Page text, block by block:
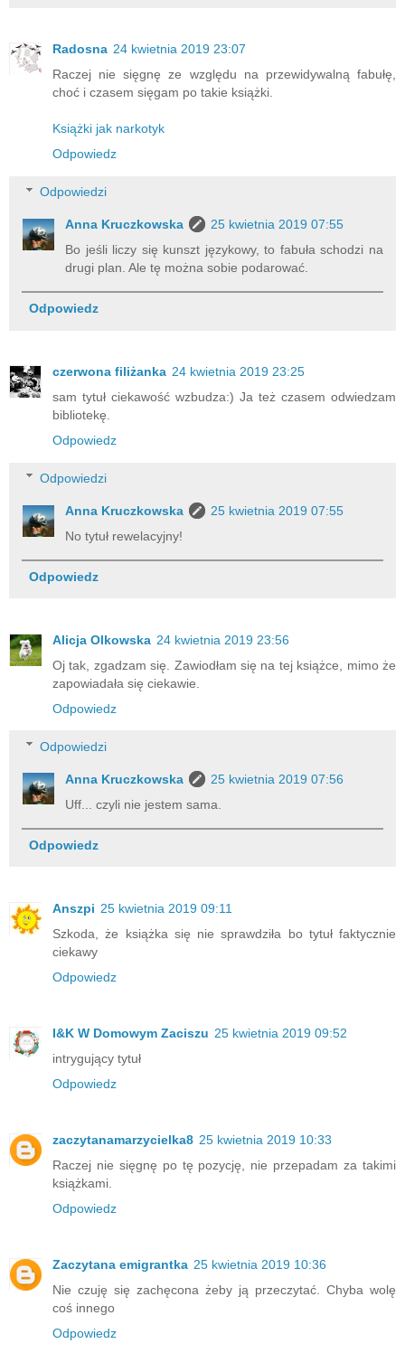
Radosna 24 kwietnia 2019 23:07
Raczej nie sięgnę ze względu na przewidywalną fabułę,
choć i czasem sięgam po takie książki.
Książki jak narkotyk
Odpowiedz
Odpowiedzi
Anna Kruczkowska
25 kwietnia 2019 07:55
Bo jeśli liczy się kunszt językowy, to fabuła schodzi na
drugi plan. Ale tę można sobie podarować.
Odpowiedz
czerwona filiżanka 24 kwietnia 2019 23:25
sam tytuł ciekawość wzbudza:) Ja też czasem odwiedzam
bibliotekę.
Odpowiedz
Odpowiedzi
Anna Kruczkowska
25 kwietnia 2019 07:55
No tytuł rewelacyjny!
Odpowiedz
Alicja Olkowska 24 kwietnia 2019 23:56
Oj tak, zgadzam się. Zawiodłam się na tej książce, mimo że
zapowiadała się ciekawie.
Odpowiedz
Odpowiedzi
Anna Kruczkowska
25 kwietnia 2019 07:56
Uff... czyli nie jestem sama.
Odpowiedz
Anszpi 25 kwietnia 2019 09:11
Szkoda, że książka się nie sprawdziła bo tytuł faktycznie
ciekawy
Odpowiedz
I&K W Domowym Zaciszu 25 kwietnia 2019 09:52
intrygujący tytuł
Odpowiedz
zaczytanamarzycielka8 25 kwietnia 2019 10:33
Raczej nie sięgnę po tę pozycję, nie przepadam za takimi
książkami.
Odpowiedz
Zaczytana emigrantka 25 kwietnia 2019 10:36
Nie czuję się zachęcona żeby ją przeczytać. Chyba wolę
coś innego
Odpowiedz